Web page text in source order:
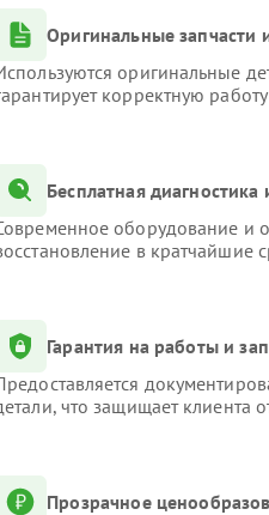
Оригинальные запчасти
оригинальные
корректную
Бесплатная
оборудование и
в кратчайшие
Гарантия на работы и
что защищает клиента
Прозрачное